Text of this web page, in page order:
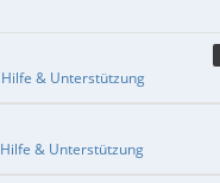
Hilfe & Unterstützung
Hilfe & Unterstützung